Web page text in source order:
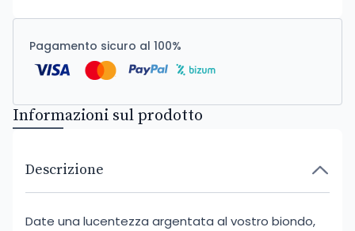
Pagamento sicuro al 100%
Informazioni sul prodotto
Descrizione
Date una lucentezza argentata al vostro biondo,